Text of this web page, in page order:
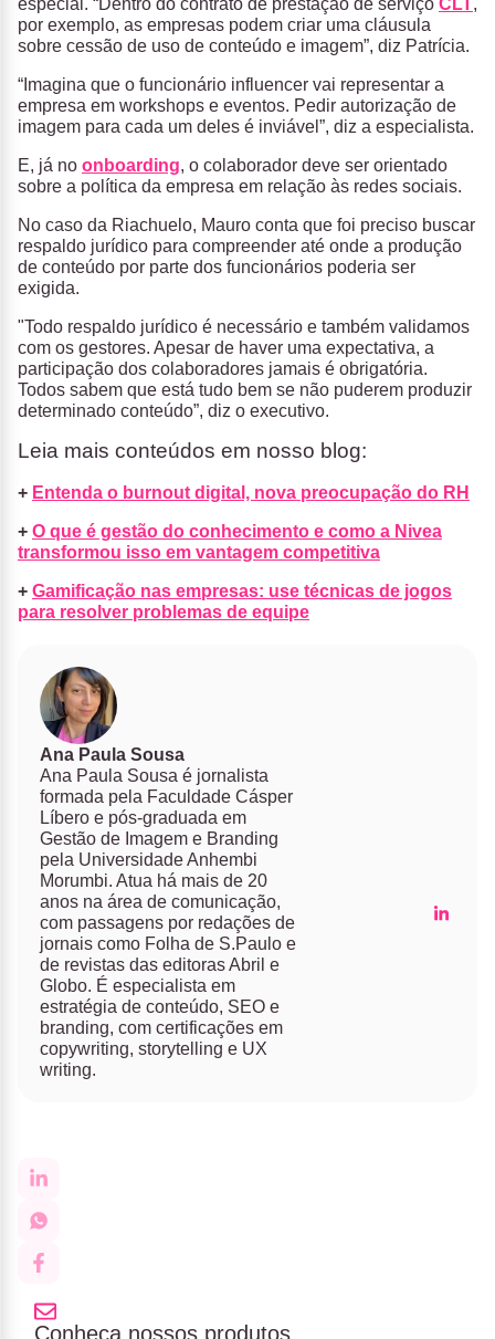
por exemplo, as empresas podem criar uma cláusula
sobre cessão de uso de conteúdo e imagem”, diz Patrícia.
“Imagina que o funcionário influencer vai representar a
empresa em workshops e eventos. Pedir autorização de
imagem para cada um deles é inviável”, diz a especialista.
E, já no onboarding, o colaborador deve ser orientado
sobre a política da empresa em relação às redes sociais.
No caso da Riachuelo, Mauro conta que foi preciso buscar
respaldo jurídico para compreender até onde a produção
de conteúdo por parte dos funcionários poderia ser
exigida.
"Todo respaldo jurídico é necessário e também validamos
com os gestores. Apesar de haver uma expectativa, a
participação dos colaboradores jamais é obrigatória.
Todos sabem que está tudo bem se não puderem produzir
determinado conteúdo”, diz o executivo.
Leia mais conteúdos em nosso blog:
+ Entenda o burnout digital, nova preocupação do RH
+ O que é gestão do conhecimento e como a Nivea
transformou isso em vantagem competitiva
+ Gamificação nas empresas: use técnicas de jogos
para resolver problemas de equipe
Ana Paula Sousa
Ana Paula Sousa é jornalista
formada pela Faculdade Cásper
Líbero e pós-graduada em
Gestão de Imagem e Branding
pela Universidade Anhembi
Morumbi. Atua há mais de 20
anos na área de comunicação,
com passagens por redações de
jornais como Folha de S.Paulo e
de revistas das editoras Abril e
Globo. É especialista em
estratégia de conteúdo, SEO e
branding, com certificações em
copywriting, storytelling e UX
writing.
Conheça nossos produtos